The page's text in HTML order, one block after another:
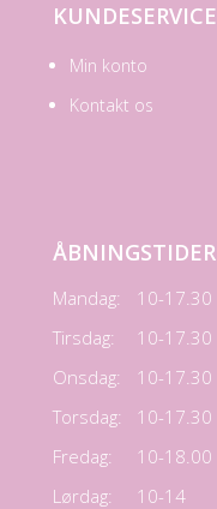
KUNDESERVICE
Min konto
Kontakt os
ÅBNINGSTIDER
Mandag:
10-17.30
Tirsdag:
10-17.30
Onsdag:
10-17.30
Torsdag:
10-17.30
Fredag:
10-18.00
Lørdag:
10-14